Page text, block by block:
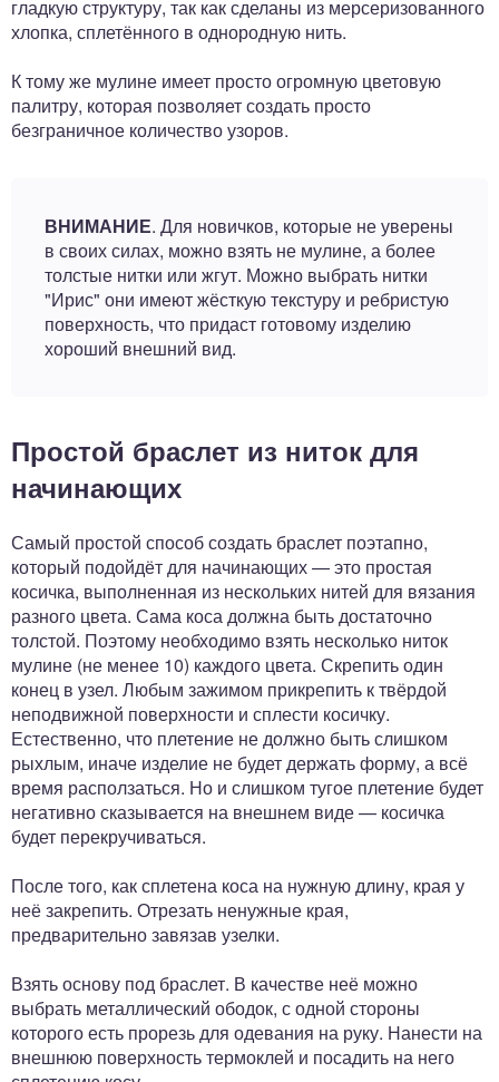
гладкую структуру, так как сделаны из мерсеризованного
хлопка, сплетённого в однородную нить.
К тому же мулине имеет просто огромную цветовую
палитру, которая позволяет создать просто
безграничное количество узоров.
ВНИМАНИЕ. Для новичков, которые не уверены
в своих силах, можно взять не мулине, а более
толстые нитки или жгут. Можно выбрать нитки
"Ирис" они имеют жёсткую текстуру и ребристую
поверхность, что придаст готовому изделию
хороший внешний вид.
Простой браслет из ниток для
начинающих
Самый простой способ создать браслет поэтапно,
который подойдёт для начинающих — это простая
косичка, выполненная из нескольких нитей для вязания
разного цвета. Сама коса должна быть достаточно
толстой. Поэтому необходимо взять несколько ниток
мулине (не менее 10) каждого цвета. Скрепить один
конец в узел. Любым зажимом прикрепить к твёрдой
неподвижной поверхности и сплести косичку.
Естественно, что плетение не должно быть слишком
рыхлым, иначе изделие не будет держать форму, а всё
время расползаться. Но и слишком тугое плетение будет
негативно сказывается на внешнем виде — косичка
будет перекручиваться.
После того, как сплетена коса на нужную длину, края у
неё закрепить. Отрезать ненужные края,
предварительно завязав узелки.
Взять основу под браслет. В качестве неё можно
выбрать металлический ободок, с одной стороны
которого есть прорезь для одевания на руку. Нанести на
внешнюю поверхность термоклей и посадить на него